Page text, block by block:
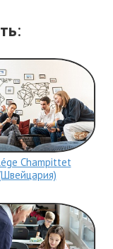
:
Champittet